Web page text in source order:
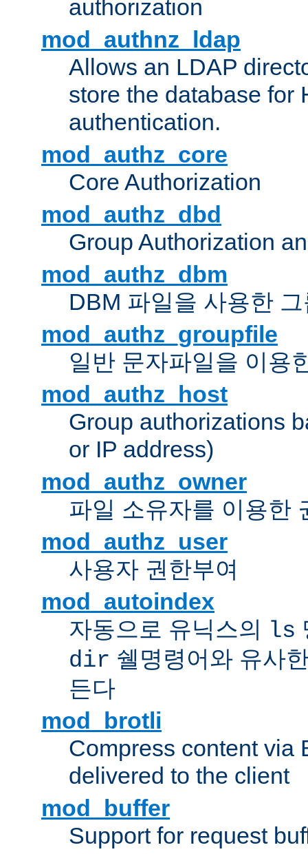
authorization
mod_authnz_ldap
Allows an LDAP
store the database for
authentication.
mod_authz_core
Core Authorization
mod_authz_dbd
Group Authorization
mod_authz_dbm
DBM 파일을 사용한
mod_authz_groupfile
일반 문자파일을 이용
mod_authz_host
Group authorizations
or IP address)
mod_authz_owner
파일 소유자를 이용한
mod_authz_user
사용자 권한부여
mod_autoindex
자동으로 유닉스의 ls
dir 쉘명령어와 유사
든다
mod_brotli
Compress content via
delivered to the client
mod_buffer
Support for request